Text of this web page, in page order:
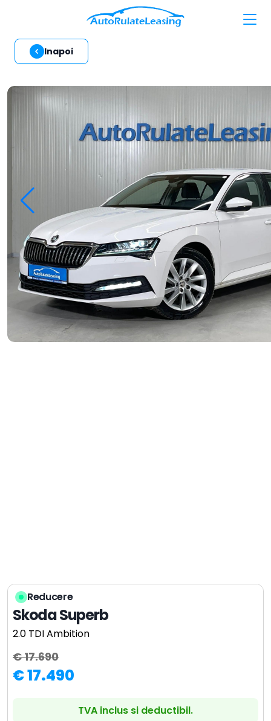
Inapoi
Reducere
Skoda Superb
2.0 TDI Ambition
€ 17.690
€ 17.490
TVA inclus si deductibil.